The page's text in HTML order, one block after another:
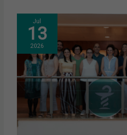
Jul
13
2026